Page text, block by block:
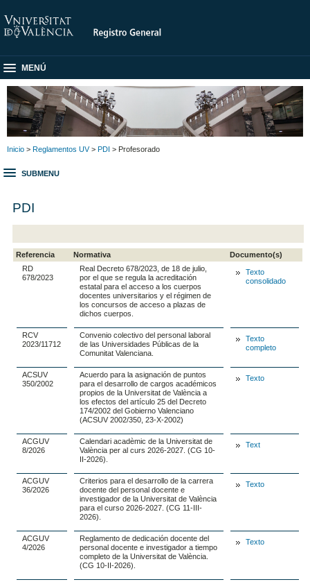
MENÚ
Inicio > Reglamentos UV> PDI > Profesorado
SUBMENU
PDI
Referencia Normativa
Documento(s)
RD
678/2023
Real Decreto 678/2023, de 18 de julio,
por el que se regula la acreditación
estatal para el acceso a los cuerpos
docentes universitarios y el régimen de
los concursos de acceso a plazas de
dichos cuerpos.
Texto
consolidado
RCV
2023/11712
Convenio colectivo del personal laboral
de las Universidades Públicas de la
Comunitat Valenciana.
Texto
completo
ACSUV
350/2002
Acuerdo para la asignación de puntos
para el desarrollo de cargos académicos
propios de la Universitat de València a
los efectos del artículo 25 del Decreto
174/2002 del Gobierno Valenciano
(ACSUV 2002/350, 23-X-2002)
Texto
ACGUV
8/2026
Calendari acadèmic de la Universitat de
València per al curs 2026-2027. (CG 10-
II-2026).
Text
ACGUV
36/2026
Criterios para el desarrollo de la carrera
docente del personal docente e
investigador de la Universitat de València
para el curso 2026-2027. (CG 11-III-
2026).
Texto
ACGUV
4/2026
Reglamento de dedicación docente del
personal docente e investigador a tiempo
completo de la Universitat de València.
(CG 10-II-2026).
Texto